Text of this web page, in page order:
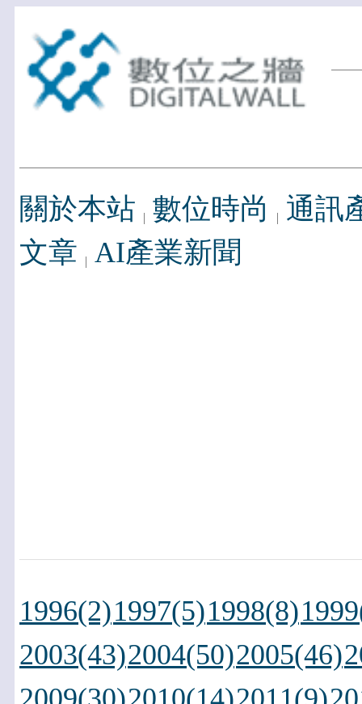
關於本站 數位時尚
通訊
文章 AI產業新聞
1996(2)1997(5)1998(8)
2003(43)2004(50)2005(46)